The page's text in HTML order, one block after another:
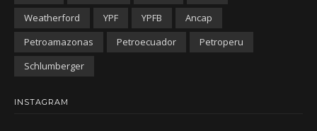
Weatherford
YPF YPFB
Ancap
Petroamazonas
Petroecuador
Petroperu
Schlumberger
INSTAGRAM